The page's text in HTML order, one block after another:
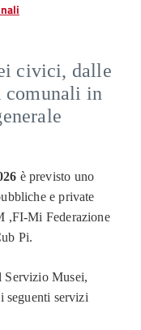
civici, dalle
comunali in
è previsto uno
e private
,FI-Mi Federazione
Pi.
Servizio Musei,
seguenti servizi